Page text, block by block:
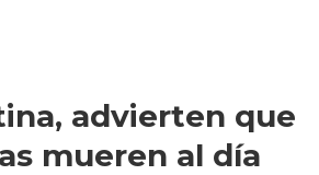
advierten que
mueren al día